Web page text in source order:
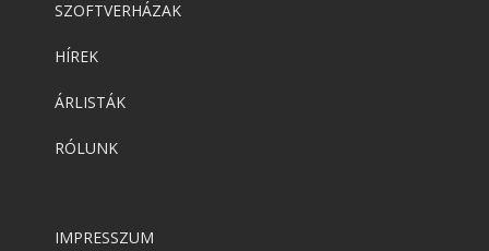
SZOFTVERHÁZAK
HÍREK
ÁRLISTÁK
RÓLUNK
IMPRESSZUM